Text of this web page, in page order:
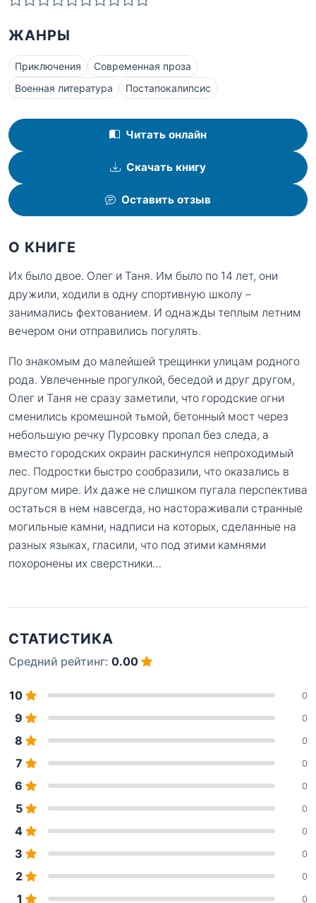
ЖАНРЫ
Приключения
Современная проза
Военная литература
Постапокалипсис
Читать онлайн
Скачать книгу
Оставить отзыв
О КНИГЕ
Их было двое. Олег и Таня. Им было по 14 лет, они
дружили, ходили в одну спортивную школу –
занимались фехтованием. И однажды теплым летним
вечером они отправились погулять.
По знакомым до малейшей трещинки улицам родного
рода. Увлеченные прогулкой, беседой и друг другом,
Олег и Таня не сразу заметили, что городские огни
сменились кромешной тьмой, бетонный мост через
небольшую речку Пурсовку пропал без следа, а
вместо городских окраин раскинулся непроходимый
лес. Подростки быстро сообразили, что оказались в
другом мире. Их даже не слишком пугала перспектива
остаться в нем навсегда, но настораживали странные
могильные камни, надписи на которых, сделанные на
разных языках, гласили, что под этими камнями
похоронены их сверстники…
СТАТИСТИКА
Средний рейтинг: 0.00
10 0
9 0
8 0
7 0
6 0
5 0
4 0
3 0
2 0
1 0